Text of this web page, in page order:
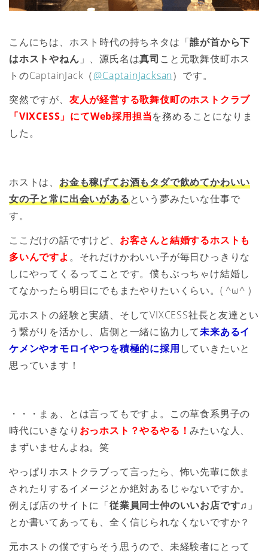
こんにちは、ホスト時代の持ちネタは「誰が首から下
はホストやねん 」、源氏名は真司 こと元歌舞伎町ホス
トのCaptainJack（@CaptainJacksan）です。
突然ですが、 友人が経営する歌舞伎町のホストクラブ
「VIXCESS」にてWeb採用担当を務めることになりま
した。
ホストは、 お金も稼げてお酒もタダで飲めてかわいい
女の子と常に出会いがあるという夢みたいな仕事で
す。
ここだけの話ですけど、 お客さんと結婚するホストも
多いんですよ。それだけかわいい子が毎日ひっきりな
しにやってくるってことです。僕もぶっちゃけ結婚し
てなかったら明日にでもまたやりたいくらい。( ^ω^ )
元ホストの経験と実績、そしてVIXCESS社長と友達とい
う繋がりを活かし、店側と一緒に協力して未来あるイ
ケメンやオモロイやつを積極的に採用 していきたいと
思っています！
・・・まぁ、とは言ってもですよ。この草食系男子の
時代にいきなり おっホスト？やるやる！みたいな人、
まずいませんよね。笑
やっぱりホストクラブって言ったら、怖い先輩に飲ま
されたりするイメージとか絶対あるじゃないですか。
例えば店のサイトに「従業員同士仲のいいお店です♫ 」
とか書いてあっても、全く信じられなくないですか？
元ホストの僕ですらそう思うので、未経験者にとって